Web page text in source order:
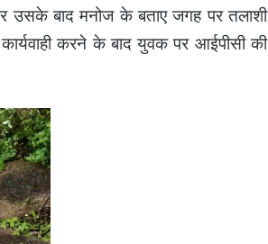
उसके बाद मनोज के बताए जगह पर तलाशी
करने के बाद युवक पर आईपीसी की